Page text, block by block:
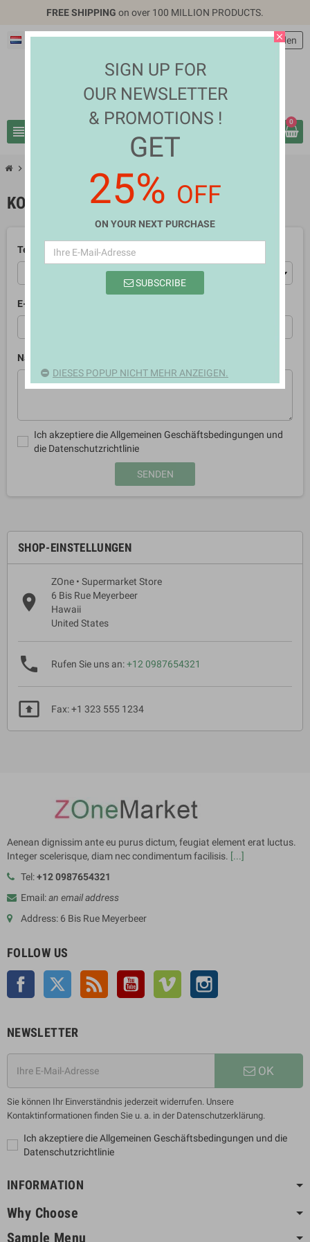
FREE SHIPPING on over 100 MILLION PRODUCTS.
Deutsch EUR €
view_headline
personAnmelden
0
chevron_right
SHOP-EINSTELLUNGEN
place
ZOne • Supermarket Store
6 Bis Rue Meyerbeer
Hawaii
United States
phone Rufen Sie uns an:+12 0987654321
present_to_all Fax: +1 323 555 1234
KONTAKT
Template
E-Mail
Nachricht
Ich akzeptiere die Allgemeinen Geschäftsbedingungen und
die Datenschutzrichtlinie
Aenean dignissim ante eu purus dictum, feugiat element erat luctus.
Integer scelerisque, diam nec condimentum facilisis. [...]
Tel:+12 0987654321
Email:an email address
Address: 6 Bis Rue Meyerbeer
FOLLOW US
Facebook Twitter Rss YouTube Vimeo
NEWSLETTER
OK
Sie können Ihr Einverständnis jederzeit widerrufen. Unsere
Kontaktinformationen finden Sie u. a. in der Datenschutzerklärung.
Ich akzeptiere die Allgemeinen Geschäftsbedingungen und die
Datenschutzrichtlinie
INFORMATION
Why Choose
Sample Menu
close
SIGN UP FOR
OUR NEWSLETTER
& PROMOTIONS !
GET
25% OFF
ON YOUR NEXT PURCHASE
SUBSCRIBE
DIESES POPUP NICHT MEHR ANZEIGEN.